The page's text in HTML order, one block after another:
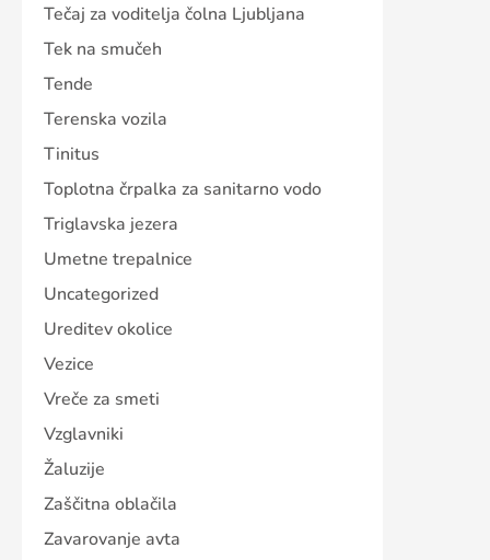
Tečaj za voditelja čolna Ljubljana
Tek na smučeh
Tende
Terenska vozila
Tinitus
Toplotna črpalka za sanitarno vodo
Triglavska jezera
Umetne trepalnice
Uncategorized
Ureditev okolice
Vezice
Vreče za smeti
Vzglavniki
Žaluzije
Zaščitna oblačila
Zavarovanje avta